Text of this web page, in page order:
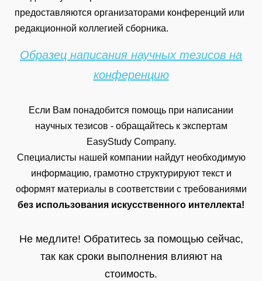
предоставляются организаторами конференций или
редакционной коллегией сборника.
Образец написания научных тезисов на
конференцию
Если Вам понадобится помощь при написании
научных тезисов - обращайтесь к экспертам
EasyStudy Company.
Специалисты нашей компании найдут необходимую
информацию, грамотно структурируют текст и
оформят материалы в соответствии с требованиями
без использования искусственного интеллекта!
Не медлите! Обратитесь за помощью сейчас,
так как сроки выполнения влияют на
стоимость.